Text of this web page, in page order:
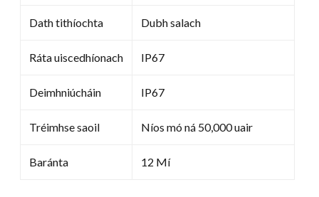
Dath tithíochta Dubh salach
Ráta uiscedhíonach IP67
Deimhniúcháin IP67
Tréimhse saoil Níos mó ná 50,000 uair
Baránta 12 Mí